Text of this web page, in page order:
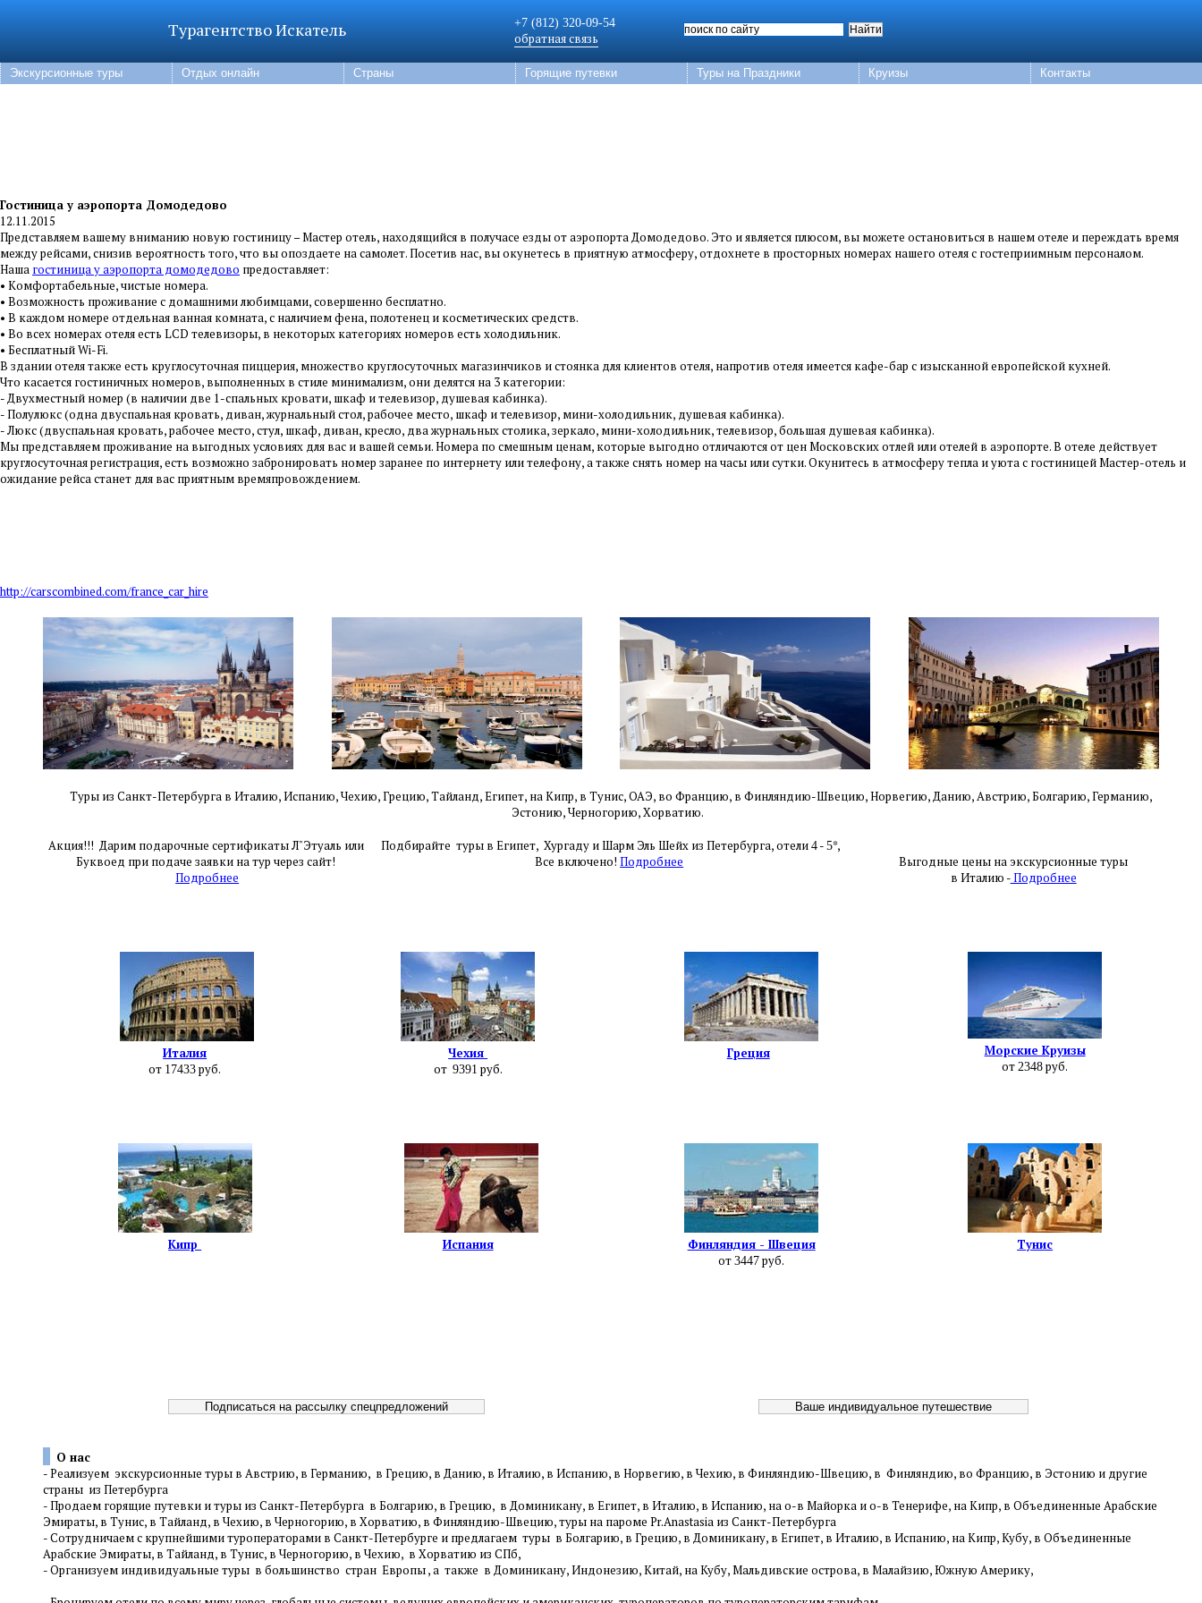
Турагентство Искатель +7 (812) 320-09-54
обратная связь
Экскурсионные туры Отдых онлайн Страны Горящие путевки Туры на Праздники Круизы Контакты
Гостиница у аэропорта Домодедово
12.11.2015
Представляем вашему вниманию новую гостиницу – Мастер отель, находящийся в получасе езды от аэропорта Домодедово. Это и является плюсом, вы можете остановиться в нашем отеле и переждать время
между рейсами, снизив вероятность того, что вы опоздаете на самолет. Посетив нас, вы окунетесь в приятную атмосферу, отдохнете в просторных номерах нашего отеля с гостеприимным персоналом.
Наша гостиница у аэропорта домодедово предоставляет:
• Комфортабельные, чистые номера.
• Возможность проживание с домашними любимцами, совершенно бесплатно.
• В каждом номере отдельная ванная комната, с наличием фена, полотенец и косметических средств.
• Во всех номерах отеля есть LCD телевизоры, в некоторых категориях номеров есть холодильник.
• Бесплатный Wi-Fi.
В здании отеля также есть круглосуточная пиццерия, множество круглосуточных магазинчиков и стоянка для клиентов отеля, напротив отеля имеется кафе-бар с изысканной европейской кухней.
Что касается гостиничных номеров, выполненных в стиле минимализм, они делятся на 3 категории:
- Двухместный номер (в наличии две 1-спальных кровати, шкаф и телевизор, душевая кабинка).
- Полулюкс (одна двуспальная кровать, диван, журнальный стол, рабочее место, шкаф и телевизор, мини-холодильник, душевая кабинка).
- Люкс (двуспальная кровать, рабочее место, стул, шкаф, диван, кресло, два журнальных столика, зеркало, мини-холодильник, телевизор, большая душевая кабинка).
Мы представляем проживание на выгодных условиях для вас и вашей семьи. Номера по смешным ценам, которые выгодно отличаются от цен Московских отлей или отелей в аэропорте. В отеле действует
круглосуточная регистрация, есть возможно забронировать номер заранее по интернету или телефону, а также снять номер на часы или сутки. Окунитесь в атмосферу тепла и уюта с гостиницей Мастер-отель и
ожидание рейса станет для вас приятным времяпровождением.
http://carscombined.com/france_car_hire
Туры из Санкт-Петербурга в Италию, Испанию, Чехию,Грецию,Тайланд, Египет, на Кипр, в Тунис, ОАЭ, во Францию, в Финляндию-Швецию,Норвегию, Данию, Австрию, Болгарию, Германию,
Эстонию,Черногорию, Хорватию.
Акция!!! Дарим подарочные сертификаты Л"Этуаль или
Буквоед при подаче заявки на тур через сайт!
Подробнее
Подбирайте туры в Египет, Хургаду и Шарм Эль Шейх из Петербурга, отели 4- 5*,
Все включено!Подробнее
Выгодные цены на экскурсионные туры
в Италию -Подробнее
Италия
от 17433 руб.
Чехия
от 9391 руб.
Греция
Морские Круизы
от2348 руб.
Кипр Испания
Финляндия - Швеция
от3447 руб.
Тунис
О нас
-Реализуем экскурсионные туры в Австрию, в Германию, в Грецию, в Данию, в Италию, в Испанию, в Норвегию, в Чехию, в Финляндию-Швецию, в Финляндию, во Францию, в Эстонию и другие
страны из Петербурга
-Продаем горящие путевки и туры из Санкт-Петербурга в Болгарию, в Грецию, в Доминикану, в Египет, в Италию, в Испанию, на о-в Майорка и о-в Тенерифе, на Кипр, в Объединенные Арабские
Эмираты, в Тунис, в Тайланд, в Чехию, в Черногорию, в Хорватию, в Финляндию-Швецию, туры на пароме Pr.Anastasia из Санкт-Петербурга
-Сотрудничаем с крупнейшими туроператорами в Санкт-Петербурге и предлагаем туры в Болгарию, в Грецию, в Доминикану, в Египет, в Италию, в Испанию, на Кипр, Кубу, в Объединенные
Арабские Эмираты, в Тайланд, в Тунис, в Черногорию, в Чехию, в Хорватию из СПб,
-Организуем индивидуальные туры в большинство стран Европы , а также в Доминикану, Индонезию, Китай, на Кубу, Мальдивские острова, в Малайзию, Южную Америку,